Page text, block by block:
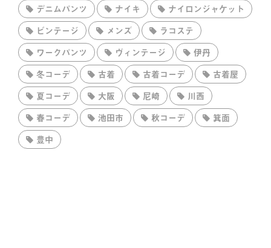
デニムパンツ
ナイキ
ナイロンジャケット
ビンテージ
メンズ
ラコステ
ワークパンツ
ヴィンテージ
伊丹
冬コーデ
古着 古着コーデ
古着屋
夏コーデ
大阪 尼崎
川西
春コーデ
池田市 秋コーデ
箕面
豊中